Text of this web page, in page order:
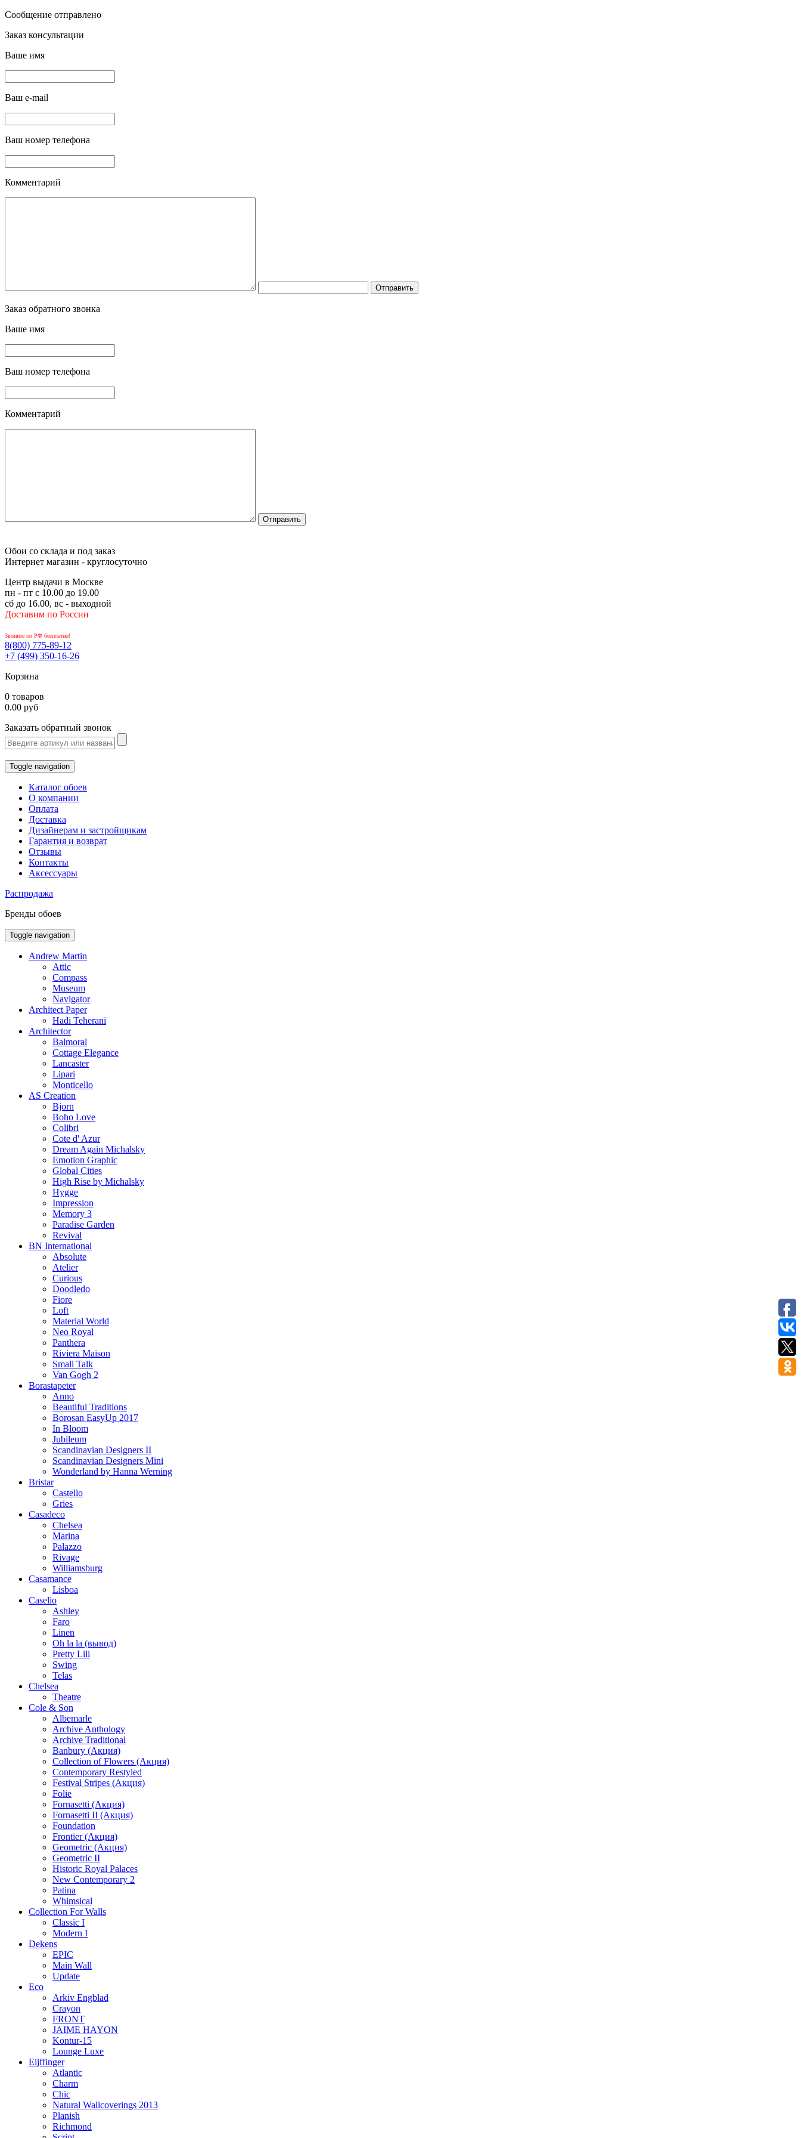
Сообщение отправлено
Заказ консультации
Ваше имя
Ваш e-mail
Ваш номер телефона
Комментарий
Заказ обратного звонка
Ваше имя
Ваш номер телефона
Комментарий
Обои со склада и под заказ
Интернет магазин - круглосуточно
Центр выдачи в Москве
пн - пт с 10.00 до 19.00
сб до 16.00, вс - выходной
Доставим по России
Звоните по РФ бесплатно!
8(800) 775-89-12
+7 (499) 350-16-26
Корзина
0 товаров
0.00 руб
Заказать обратный звонок
Toggle navigation
Каталог обоев
О компании
Оплата
Доставка
Дизайнерам и застройщикам
Гарантия и возврат
Отзывы
Контакты
Аксессуары
Распродажа
Бренды обоев
Toggle navigation
Andrew Martin
Attic
Compass
Museum
Navigator
Architect Paper
Hadi Teherani
Architector
Balmoral
Cottage Elegance
Lancaster
Lipari
Monticello
AS Creation
Bjorn
Boho Love
Colibri
Cote d' Azur
Dream Again Michalsky
Emotion Graphic
Global Cities
High Rise by Michalsky
Hygge
Impression
Memory 3
Paradise Garden
Revival
BN International
Absolute
Atelier
Curious
Doodledo
Fiore
Loft
Material World
Neo Royal
Panthera
Riviera Maison
Small Talk
Van Gogh 2
Borastapeter
Anno
Beautiful Traditions
Borosan EasyUp 2017
In Bloom
Jubileum
Scandinavian Designers II
Scandinavian Designers Mini
Wonderland by Hanna Werning
Bristar
Castello
Gries
Casadeco
Chelsea
Marina
Palazzo
Rivage
Williamsburg
Casamance
Lisboa
Caselio
Ashley
Faro
Linen
Oh la la (вывод)
Pretty Lili
Swing
Telas
Chelsea
Theatre
Cole & Son
Albemarle
Archive Anthology
Archive Traditional
Banbury (Акция)
Collection of Flowers (Акция)
Contemporary Restyled
Festival Stripes (Акция)
Folie
Fornasetti (Акция)
Fornasetti II (Акция)
Foundation
Frontier (Акция)
Geometric (Акция)
Geometric II
Historic Royal Palaces
New Contemporary 2
Patina
Whimsical
Collection For Walls
Classic I
Modern I
Dekens
EPIC
Main Wall
Update
Eco
Arkiv Engblad
Crayon
FRONT
JAIME HAYON
Kontur-15
Lounge Luxe
Eijffinger
Atlantic
Charm
Chic
Natural Wallcoverings 2013
Planish
Richmond